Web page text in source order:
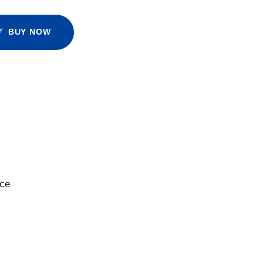
BUY NOW